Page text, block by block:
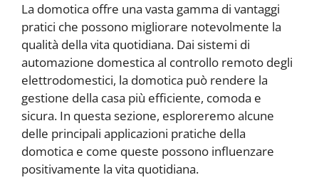
La domotica offre una vasta gamma di vantaggi
pratici che possono migliorare notevolmente la
qualità della vita quotidiana. Dai sistemi di
automazione domestica al controllo remoto degli
elettrodomestici, la domotica può rendere la
gestione della casa più efficiente, comoda e
sicura. In questa sezione, esploreremo alcune
delle principali applicazioni pratiche della
domotica e come queste possono influenzare
positivamente la vita quotidiana.